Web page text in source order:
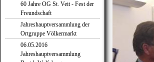
60 Jahre OG St. Veit - Fest der
Freundschaft
Jahreshauptversammlung der
Ortgruppe Völkermarkt
06.05.2016
Jahreshauptversammlung